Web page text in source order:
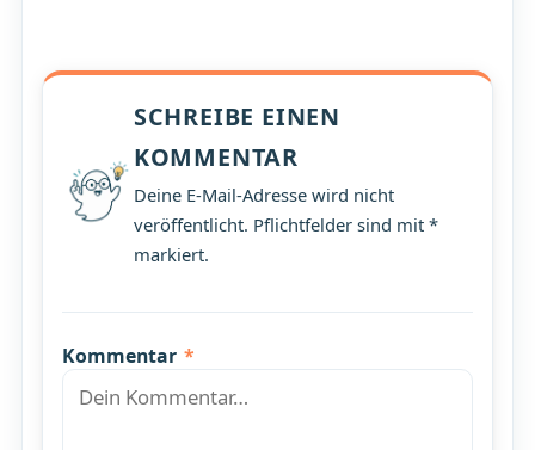
SCHREIBE EINEN
KOMMENTAR
Deine E-Mail-Adresse wird nicht
veröffentlicht. Pflichtfelder sind mit *
markiert.
Kommentar *